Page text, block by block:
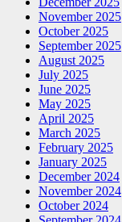
November 2025
October 2025
September 2025
August 2025
July 2025
June 2025
May 2025
April 2025
March 2025
February 2025
January 2025
December 2024
November 2024
October 2024